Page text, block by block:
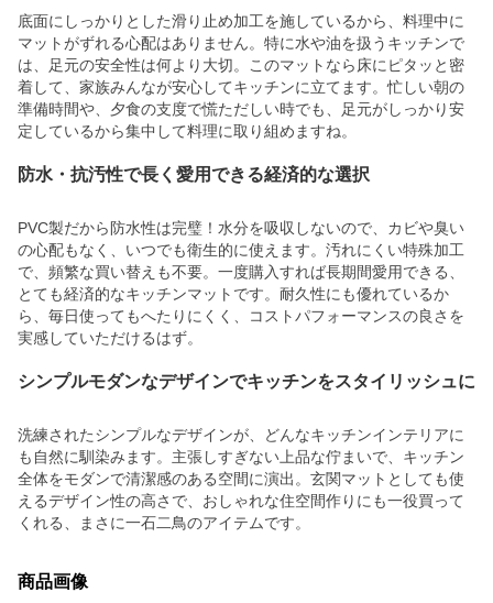
底面にしっかりとした滑り止め加工を施しているから、料理中に
マットがずれる心配はありません。特に水や油を扱うキッチンで
は、足元の安全性は何より大切。このマットなら床にピタッと密
着して、家族みんなが安心してキッチンに立てます。忙しい朝の
準備時間や、夕食の支度で慌ただしい時でも、足元がしっかり安
定しているから集中して料理に取り組めますね。
防水・抗汚性で長く愛用できる経済的な選択
PVC製だから防水性は完璧！水分を吸収しないので、カビや臭い
の心配もなく、いつでも衛生的に使えます。汚れにくい特殊加工
で、頻繁な買い替えも不要。一度購入すれば長期間愛用できる、
とても経済的なキッチンマットです。耐久性にも優れているか
ら、毎日使ってもへたりにくく、コストパフォーマンスの良さを
実感していただけるはず。
シンプルモダンなデザインでキッチンをスタイリッシュに
洗練されたシンプルなデザインが、どんなキッチンインテリアに
も自然に馴染みます。主張しすぎない上品な佇まいで、キッチン
全体をモダンで清潔感のある空間に演出。玄関マットとしても使
えるデザイン性の高さで、おしゃれな住空間作りにも一役買って
くれる、まさに一石二鳥のアイテムです。
商品画像